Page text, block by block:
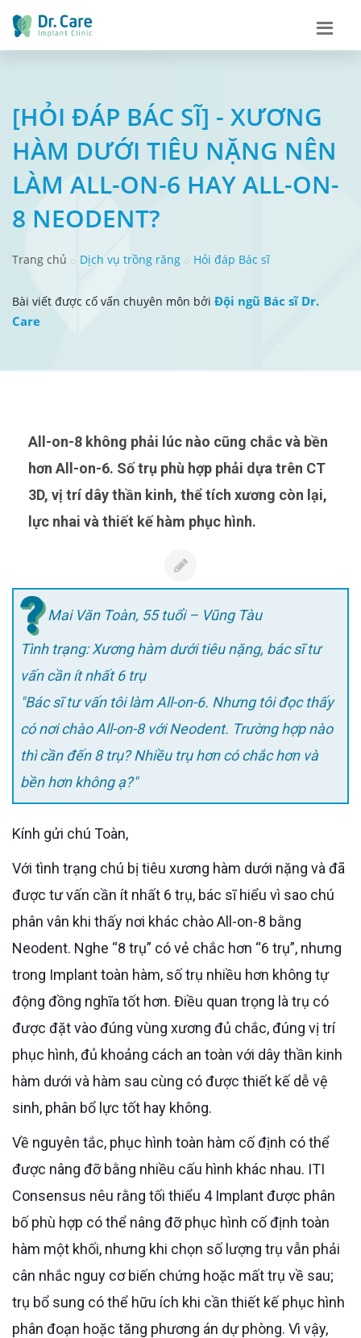
[HỎI ĐÁP BÁC SĨ] - XƯƠNG
HÀM DƯỚI TIÊU NẶNG NÊN
LÀM ALL-ON-6 HAY ALL-ON-
8 NEODENT?
Trang chủ Dịch vụ trồng răng Hỏi đáp Bác sĩ
Bài viết được cố vấn chuyên môn bởi Đội ngũ Bác sĩ Dr.
Care
All-on-8 không phải lúc nào cũng chắc và bền
hơn All-on-6. Số trụ phù hợp phải dựa trên CT
3D, vị trí dây thần kinh, thể tích xương còn lại,
lực nhai và thiết kế hàm phục hình.
Mai Văn Toàn, 55 tuổi – Vũng Tàu
Tình trạng: Xương hàm dưới tiêu nặng, bác sĩ tư
vấn cần ít nhất 6 trụ
"Bác sĩ tư vấn tôi làm All-on-6. Nhưng tôi đọc thấy
có nơi chào All-on-8 với Neodent. Trường hợp nào
thì cần đến 8 trụ? Nhiều trụ hơn có chắc hơn và
bền hơn không ạ?"
Kính gửi chú Toàn,
Với tình trạng chú bị tiêu xương hàm dưới nặng và đã
được tư vấn cần ít nhất 6 trụ, bác sĩ hiểu vì sao chú
phân vân khi thấy nơi khác chào All-on-8 bằng
Neodent. Nghe “8 trụ” có vẻ chắc hơn “6 trụ”, nhưng
trong Implant toàn hàm, số trụ nhiều hơn không tự
động đồng nghĩa tốt hơn. Điều quan trọng là trụ có
được đặt vào đúng vùng xương đủ chắc, đúng vị trí
phục hình, đủ khoảng cách an toàn với dây thần kinh
hàm dưới và hàm sau cùng có được thiết kế dễ vệ
sinh, phân bổ lực tốt hay không.
Về nguyên tắc, phục hình toàn hàm cố định có thể
được nâng đỡ bằng nhiều cấu hình khác nhau. ITI
Consensus nêu rằng tối thiểu 4 Implant được phân
bố phù hợp có thể nâng đỡ phục hình cố định toàn
hàm một khối, nhưng khi chọn số lượng trụ vẫn phải
cân nhắc nguy cơ biến chứng hoặc mất trụ về sau;
trụ bổ sung có thể hữu ích khi cần thiết kế phục hình
phân đoạn hoặc tăng phương án dự phòng. Vì vậy,